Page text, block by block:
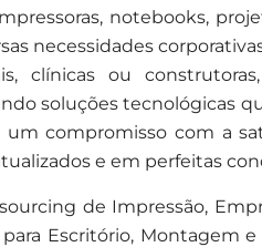
notebooks,
necessidades
clínicas ou
soluções tecnológicas
compromisso com a
e em perfeitas
de Impressão,
Escritório, Montagem